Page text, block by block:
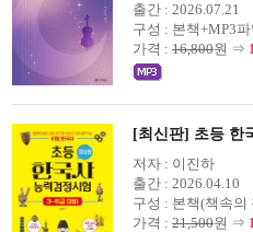
출간 : 2026.07.21
구성 : 본책+MP3
가격 : 16,800원 ⇒
[최신판] 초등 한
저자 : 이진하
출간 : 2026.04.10
구성 : 본책(책속의
가격 : 21,500원 ⇒